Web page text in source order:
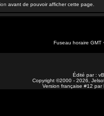
avant de pouvoir afficher cette page.
Fuseau horaire GMT
Édité par :
Copyright ©2000 - 2026,
Version française #12 par